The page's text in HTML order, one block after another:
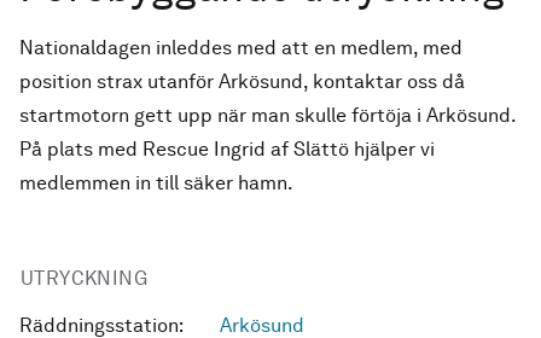
Nationaldagen inleddes med att en medlem, med
position strax utanför Arkösund, kontaktar oss då
startmotorn gett upp när man skulle förtöja i Arkösund.
På plats med Rescue Ingrid af Slättö hjälper vi
medlemmen in till säker hamn.
UTRYCKNING
Räddningsstation: Arkösund